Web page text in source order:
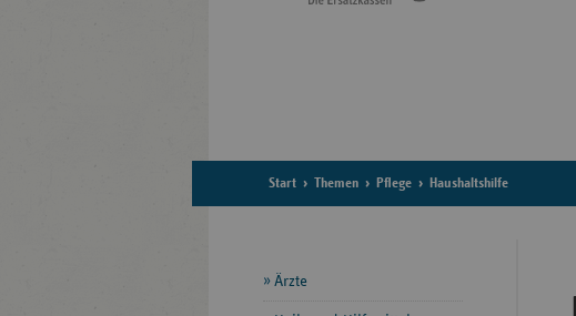
Start Themen Pflege Haushaltshilfe
Seitennavigation
Ärzte